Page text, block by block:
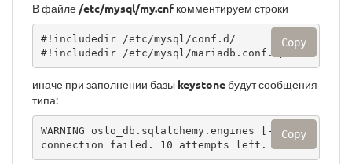
В файле /etc/mysql/my.cnf комментируем строки
#!includedir /etc/mysql/conf.d/
#!includedir /etc/mysql/mariadb.conf.d/
Copy
иначе при заполнении базы keystoneбудут сообщения
типа:
WARNING oslo_db.sqlalchemy.engines [-] SQL
connection failed. 10 attempts left.
Copy